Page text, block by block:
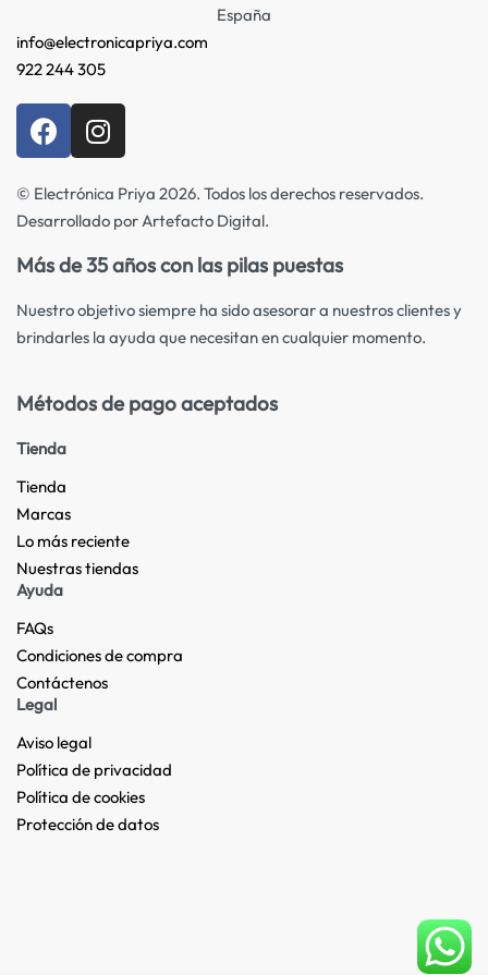
España
info@electronicapriya.com
922 244 305
© Electrónica Priya 2026. Todos los derechos reservados.
Desarrollado por Artefacto Digital.
Más de 35 años con las pilas puestas
Nuestro objetivo siempre ha sido asesorar a nuestros clientes y
brindarles la ayuda que necesitan en cualquier momento.
Métodos de pago aceptados
Tienda
Tienda
Marcas
Lo más reciente​
Nuestras tiendas​
Ayuda
FAQs
Condiciones de compra
Contáctenos
Legal
Aviso legal
Política de privacidad
Política de cookies
Protección de datos